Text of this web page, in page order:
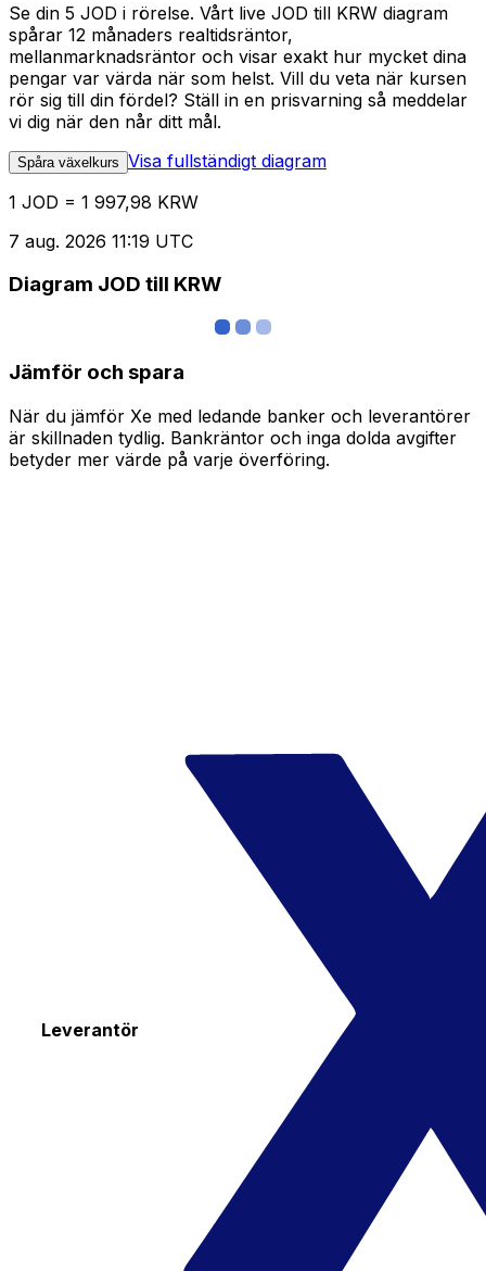
Se din 5 JOD i rörelse. Vårt live JOD till KRW diagram
spårar 12 månaders realtidsräntor,
mellanmarknadsräntor och visar exakt hur mycket dina
pengar var värda när som helst. Vill du veta när kursen
rör sig till din fördel? Ställ in en prisvarning så meddelar
vi dig när den når ditt mål.
Spåra växelkurs Visa fullständigt diagram
1 JOD = 1 997,98 KRW
7 aug. 2026 11:19 UTC
Diagram JOD till KRW
Jämför och spara
När du jämför Xe med ledande banker och leverantörer
är skillnaden tydlig. Bankräntor och inga dolda avgifter
betyder mer värde på varje överföring.
Leverantör